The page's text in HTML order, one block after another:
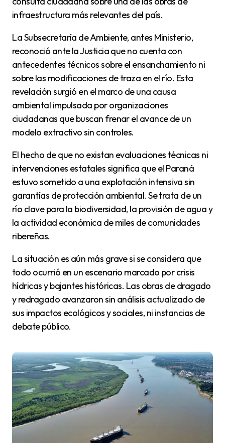
infraestructura más relevantes del país.
La Subsecretaría de Ambiente, antes Ministerio,
reconoció ante la Justicia que no cuenta con
antecedentes técnicos sobre el ensanchamiento ni
sobre las modificaciones de traza en el río. Esta
revelación surgió en el marco de una causa
ambiental impulsada por organizaciones
ciudadanas que buscan frenar el avance de un
modelo extractivo sin controles.
El hecho de que no existan evaluaciones técnicas ni
intervenciones estatales significa que el Paraná
estuvo sometido a una explotación intensiva sin
garantías de protección ambiental. Se trata de un
río clave para la biodiversidad, la provisión de agua y
la actividad económica de miles de comunidades
ribereñas.
La situación es aún más grave si se considera que
todo ocurrió en un escenario marcado por crisis
hídricas y bajantes históricas. Las obras de dragado
y redragado avanzaron sin análisis actualizado de
sus impactos ecológicos y sociales, ni instancias de
debate público.